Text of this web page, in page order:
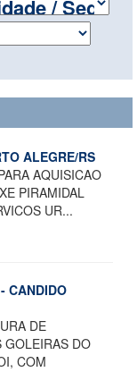
ALEGRE/RS
AQUISICAO
PIRAMIDAL
UR...
CANDIDO
DE
GOLEIRAS DO
COM